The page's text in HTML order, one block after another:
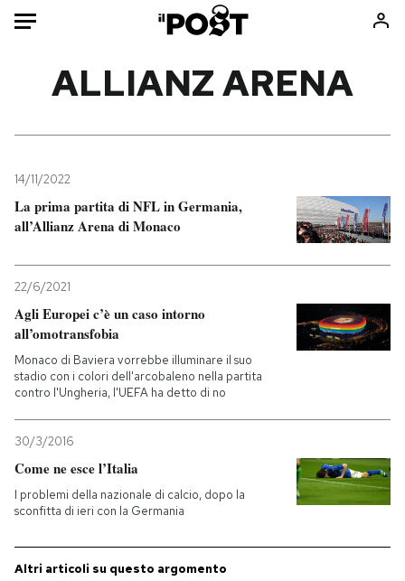
Mondo
Politica
Tecnologia
Scienza
Cultura
Economia
Sport
Consumismi
Mondiali calcio 2026
PODCAST
NEWSLETTER
I MIEI PREFERITI
ALLIANZ ARENA
14/11/2022
La prima partita di NFL in Germania,
all’Allianz Arena di Monaco
22/6/2021
Agli Europei c’è un caso intorno
all’omotransfobia
Monaco di Baviera vorrebbe illuminare il suo
stadio con i colori dell'arcobaleno nella partita
contro l'Ungheria, l'UEFA ha detto di no
30/3/2016
Come ne esce l’Italia
I problemi della nazionale di calcio, dopo la
sconfitta di ieri con la Germania
Altri articoli su questo argomento